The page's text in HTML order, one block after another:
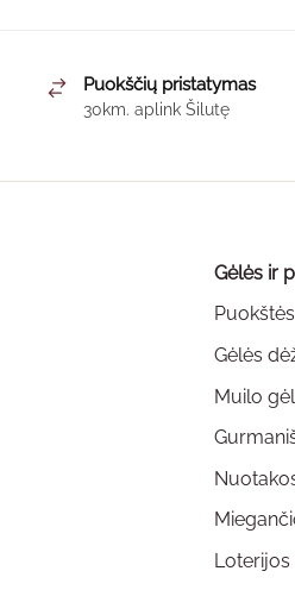
has
be
chosen
product
page
Puokščių pristatymas
30km. aplink Šilutę
Gėlės ir
Puokštės
Gėlės
Muilo